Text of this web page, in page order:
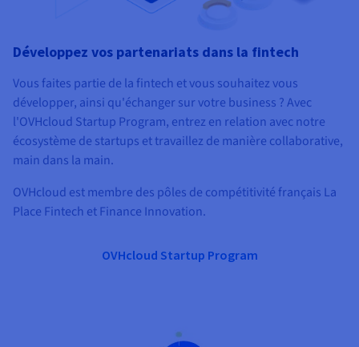
Développez vos partenariats dans la fintech
Vous faites partie de la fintech et vous souhaitez vous
développer, ainsi qu'échanger sur votre business ? Avec
l'OVHcloud Startup Program, entrez en relation avec notre
écosystème de startups et travaillez de manière collaborative,
main dans la main.
OVHcloud est membre des pôles de compétitivité français La
Place Fintech et Finance Innovation.
OVHcloud Startup Program